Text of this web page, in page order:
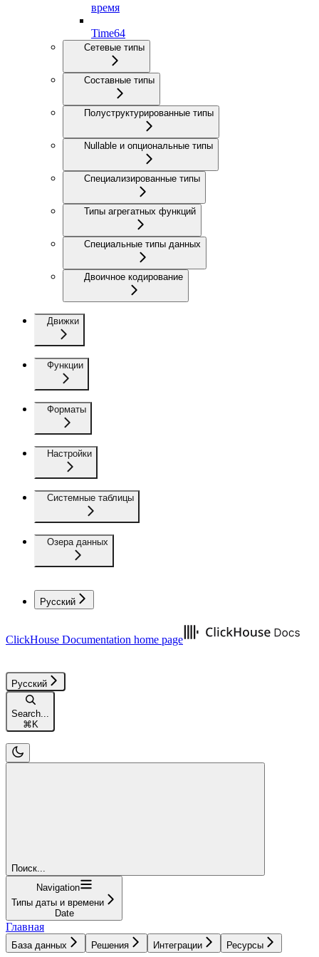
время
Time64
Сетевые типы
Составные типы
Полуструктурированные типы
Nullable и опциональные типы
Специализированные типы
Типы агрегатных функций
Специальные типы данных
Двоичное кодирование
Движки
Функции
Форматы
Настройки
Системные таблицы
Озера данных
Русский
ClickHouse Documentation home page
Русский
Search...
⌘K
Поиск...
Navigation
Типы даты и времени
Date
Главная
База данных Решения Интеграции Ресурсы